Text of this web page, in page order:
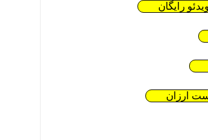
رایگان
ارزان